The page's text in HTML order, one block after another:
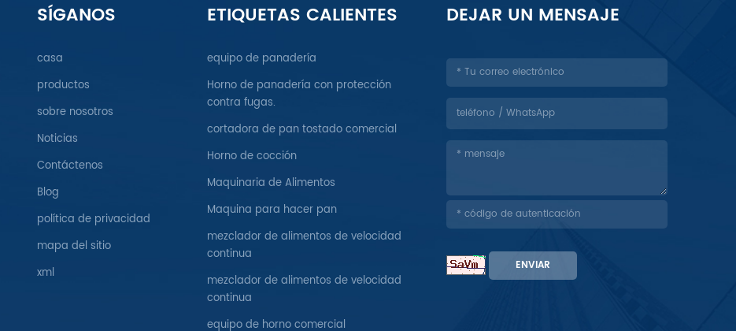
SÍGANOS
casa
productos
sobre nosotros
Noticias
Contáctenos
Blog
política de privacidad
mapa del sitio
xml
ETIQUETAS CALIENTES
equipo de panadería
Horno de panadería con protección
contra fugas.
cortadora de pan tostado comercial
Horno de cocción
Maquinaria de Alimentos
Maquina para hacer pan
mezclador de alimentos de velocidad
continua
mezclador de alimentos de velocidad
continua
equipo de horno comercial
DEJAR UN MENSAJE
ENVIAR